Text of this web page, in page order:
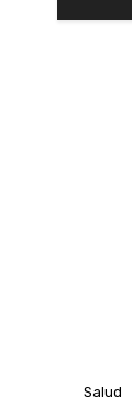
Salud